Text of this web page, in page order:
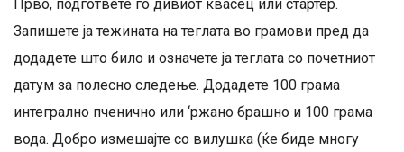
Прво, подгответе го дивиот квасец или стартер.
Запишете ја тежината на теглата во грамови пред да
додадете што било и означете ја теглата со почетниот
датум за полесно следење. Додадете 100 грама
интегрално пченично или ‘ржано брашно и 100 грама
вода. Добро измешајте со вилушка (ќе биде многу